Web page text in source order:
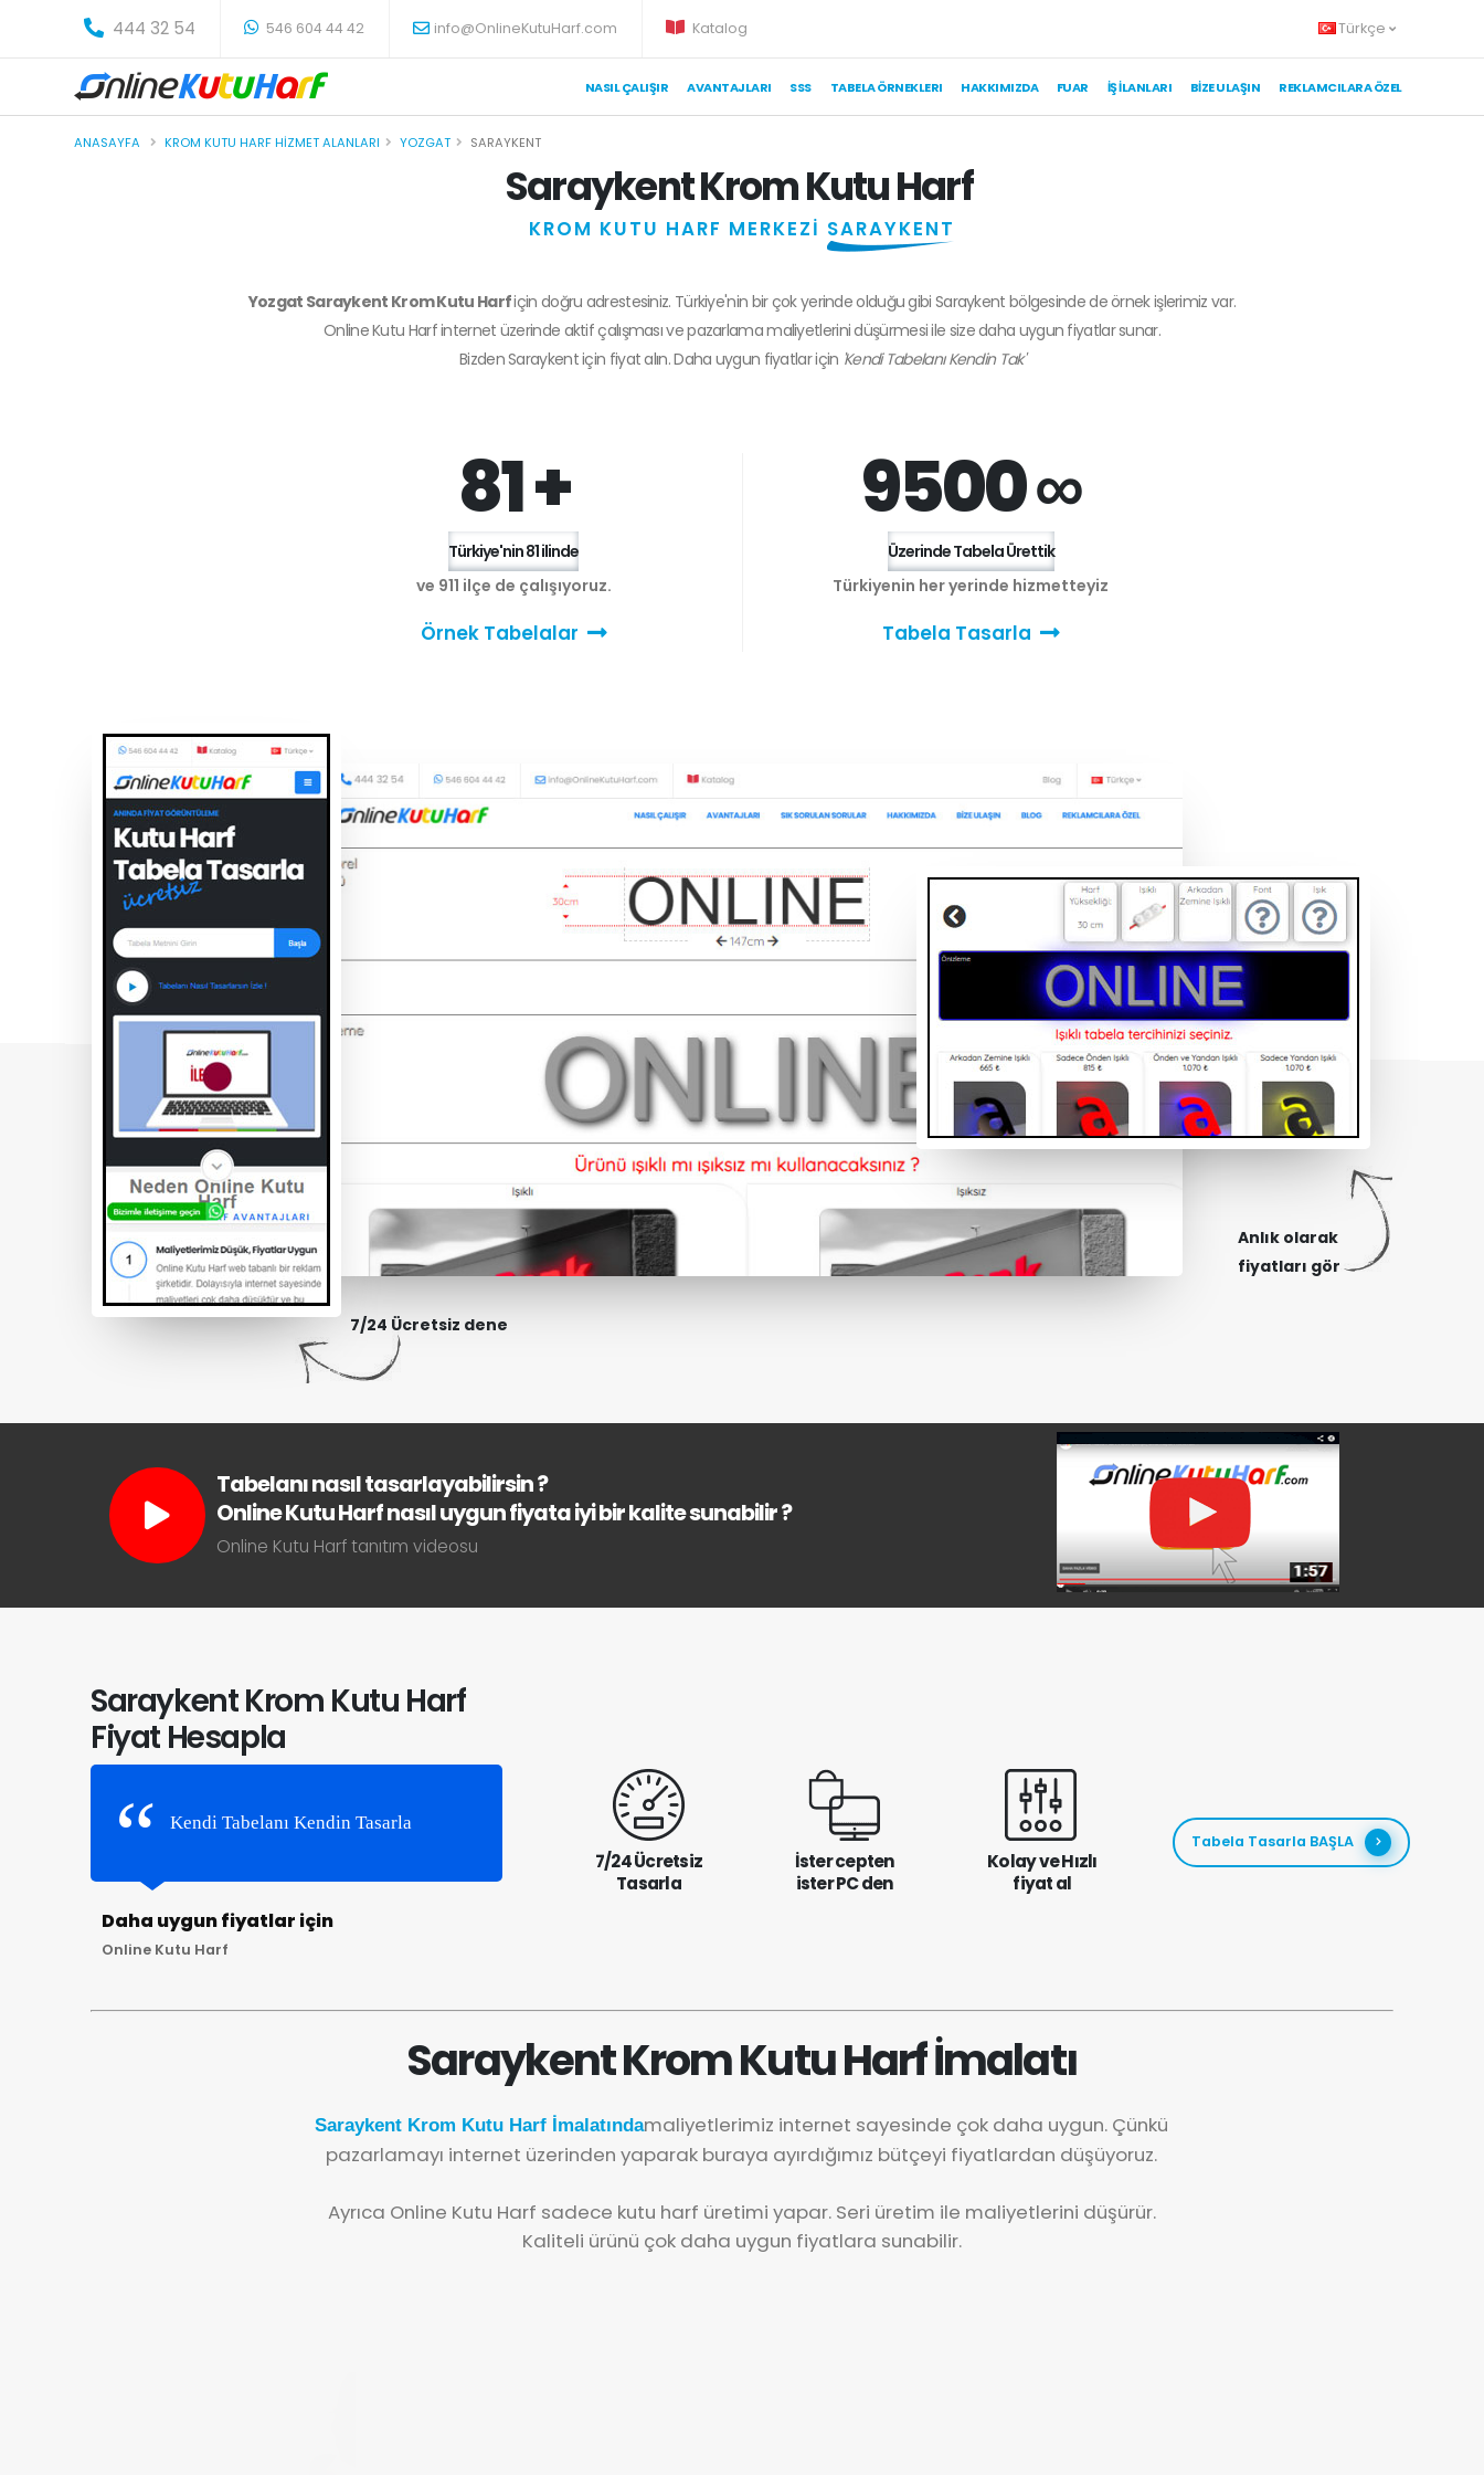
444 32 54 546 604 44 42 info@OnlineKutuHarf.com Katalog Türkçe
NASIL ÇALIŞIR AVANTAJLARI SSS TABELA ÖRNEKLERI HAKKIMIZDA FUAR İŞ İLANLARI BIZE ULAŞIN REKLAMCILARA ÖZEL
ANASAYFA KROM KUTU HARF HIZMET ALANLARI YOZGAT SARAYKENT
Saraykent Krom Kutu Harf
KROM KUTU HARF MERKEZİ SARAYKENT
Yozgat Saraykent Krom Kutu Harfiçin doğru adrestesiniz. Türkiye'nin bir çok yerinde olduğu gibi Saraykent bölgesinde de örnek işlerimiz var.
Online Kutu Harf internet üzerinde aktif çalışması ve pazarlama maliyetlerini düşürmesi ile size daha uygun fiyatlar sunar.
BizdenSaraykentiçin fiyat alın. Daha uygun fiyatlar için 'Kendi Tabelanı Kendin Tak'
81 +
Türkiye'nin 81 ilinde
ve 911 ilçe de çalışıyoruz.
Örnek Tabelalar
9500 ∞
Üzerinde Tabela Ürettik
Türkiyenin her yerinde hizmetteyiz
Tabela Tasarla
7/24 Ücretsiz dene
Anlık olarak
fiyatları gör
Tabelanı nasıl tasarlayabilirsin ?
Online Kutu Harf nasıl uygun fiyata iyi bir kalite sunabilir ?
Online Kutu Harf tanıtım videosu
Saraykent Krom Kutu Harf
Fiyat Hesapla
Kendi Tabelanı Kendin Tasarla
Daha uygun fiyatlar için
Online Kutu Harf
7/24 Ücretsiz
Tasarla
İster cepten
ister PC den
Kolay ve Hızlı
fiyat al
Tabela Tasarla BAŞLA
Saraykent Krom Kutu Harf İmalatı
Saraykent Krom Kutu Harf İmalatındamaliyetlerimiz internet sayesinde çok daha uygun. Çünkü
pazarlamayı internet üzerinden yaparak buraya ayırdığımız bütçeyi fiyatlardan düşüyoruz.
Ayrıca Online Kutu Harf sadece kutu harf üretimi yapar. Seri üretim ile maliyetlerini düşürür.
Kaliteli ürünü çok daha uygun fiyatlara sunabilir.